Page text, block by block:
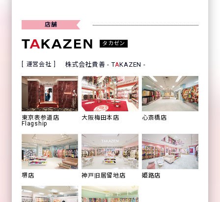
店舗
タカゼン
運営会社 株式会社貴善 - TAKAZEN -
東京表参道店
Flagship
大阪梅田本店 心斎橋店
堺店 神戸旧居留地店 姫路店